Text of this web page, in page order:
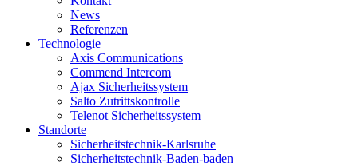
News
Referenzen
Technologie
Axis Communications
Commend Intercom
Ajax Sicherheitssystem​
Salto Zutrittskontrolle
Telenot Sicherheitssystem
Standorte
Sicherheitstechnik-Karlsruhe
Sicherheitstechnik-Baden-baden